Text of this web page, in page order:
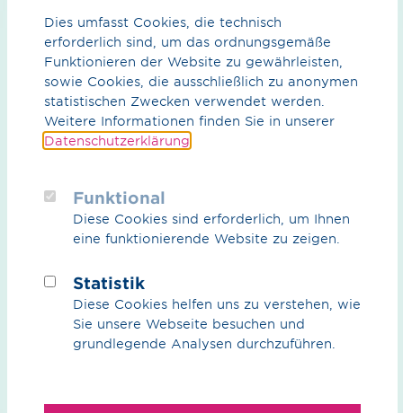
ermöglichen. Damit leisten wir einen wesentlichen
Beitrag zur Dekarbonisierung, Versorgungssicherheit
der Zukunft in Europa und Resilienz der Industrie und
des Mittelstands im Nordwesten Deutschlands.“
Dies umfasst Cookies, die technisch
erforderlich sind, um das ordnungsgemäße
Funktionieren der Website zu gewährleisten,
sowie Cookies, die ausschließlich zu anonymen
statistischen Zwecken verwendet werden.
Weitere Informationen finden Sie in unserer
Datenschutzerklärung
Funktional
Diese Cookies sind erforderlich, um Ihnen
eine funktionierende Website zu zeigen.
Statistik
Diese Cookies helfen uns zu verstehen, wie
Sie unsere Webseite besuchen und
grundlegende Analysen durchzuführen.